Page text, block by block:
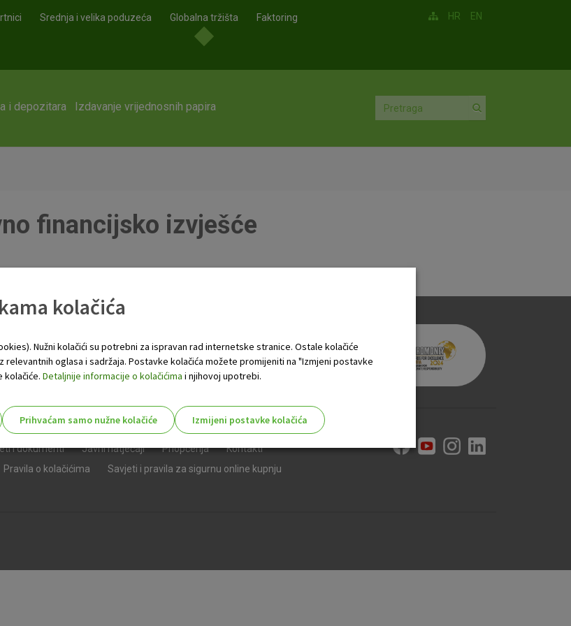
Srednja i velika poduzeća Globalna tržišta Faktoring HR EN
i depozitara Izdavanje vrijednosnih papira
financijsko izvješće
i dokumenti Javni natječaji Priopćenja
Kontakti
Pravila o kolačićima
Savjeti i pravila za sigurnu online kupnju
kolačića
Nužni kolačići su potrebni za ispravan rad internetske stranice. Ostale kolačiće
oglasa i sadržaja. Postavke kolačića možete promijeniti na "Izmjeni postavke
kolačiće. Detaljnije informacije o kolačićima i njihovoj upotrebi.
Prihvaćam samo nužne kolačiće
Izmijeni postavke kolačića